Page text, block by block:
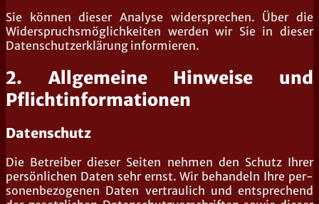
Sie kön­nen die­ser Ana­ly­se wider­spre­chen. Über die
Wider­spruchs­mög­lich­kei­ten wer­den wir Sie in die­ser
Daten­schutz­er­klä­rung informieren.
2. Allgemeine Hinweise und
Pflichtinformationen
Datenschutz
Die Betrei­ber die­ser Sei­ten neh­men den Schutz Ihrer
per­sön­li­chen Daten sehr ernst. Wir behan­deln Ihre per­
so­nen­be­zo­ge­nen Daten ver­trau­lich und ent­spre­chend